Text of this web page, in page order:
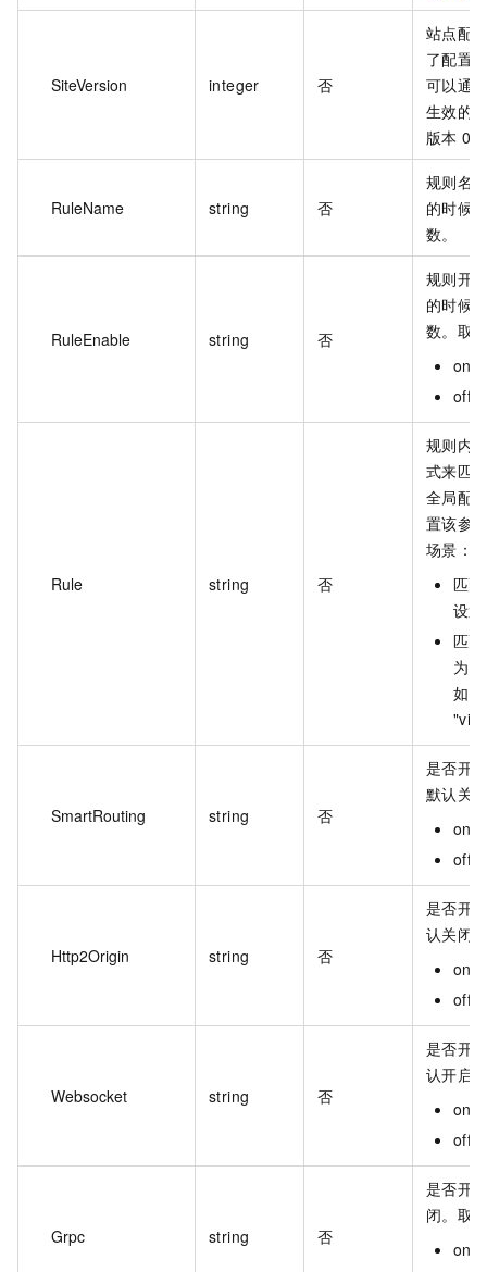
SiteVersion integer 否
站点配
了配置
可以通
生效的
版本 0。
RuleName string 否
规则名
的时候
数。
RuleEnable string 否
规则开
的时候
数。取
on
off
Rule string 否
规则内
式来匹
全局配
置该参
场景：
匹
设
匹
为
如
SmartRouting string 否
是否开
默认关
on
off
Http2Origin string 否
是否开
认关闭
on
off
Websocket string 否
是否开
认开启
on
off
Grpc string 否
是否开
闭。取
on